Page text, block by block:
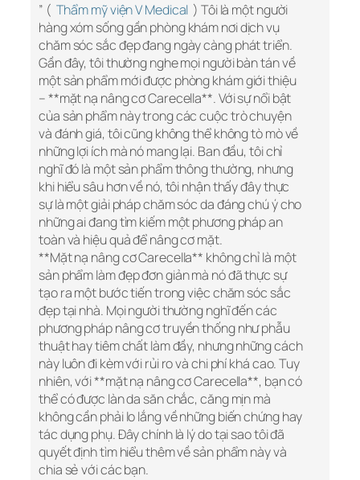
” ( Thẩm mỹ viện V Medical ) Tôi là một người
hàng xóm sống gần phòng khám nơi dịch vụ
chăm sóc sắc đẹp đang ngày càng phát triển.
Gần đây, tôi thường nghe mọi người bàn tán về
một sản phẩm mới được phòng khám giới thiệu
– **mặt nạ nâng cơ Carecella**. Với sự nổi bật
của sản phẩm này trong các cuộc trò chuyện
và đánh giá, tôi cũng không thể không tò mò về
những lợi ích mà nó mang lại. Ban đầu, tôi chỉ
nghĩ đó là một sản phẩm thông thường, nhưng
khi hiểu sâu hơn về nó, tôi nhận thấy đây thực
sự là một giải pháp chăm sóc da đáng chú ý cho
những ai đang tìm kiếm một phương pháp an
toàn và hiệu quả để nâng cơ mặt.
**Mặt nạ nâng cơ Carecella** không chỉ là một
sản phẩm làm đẹp đơn giản mà nó đã thực sự
tạo ra một bước tiến trong việc chăm sóc sắc
đẹp tại nhà. Mọi người thường nghĩ đến các
phương pháp nâng cơ truyền thống như phẫu
thuật hay tiêm chất làm đầy, nhưng những cách
này luôn đi kèm với rủi ro và chi phí khá cao. Tuy
nhiên, với **mặt nạ nâng cơ Carecella**, bạn có
thể có được làn da săn chắc, căng mịn mà
không cần phải lo lắng về những biến chứng hay
tác dụng phụ. Đây chính là lý do tại sao tôi đã
quyết định tìm hiểu thêm về sản phẩm này và
chia sẻ với các bạn.